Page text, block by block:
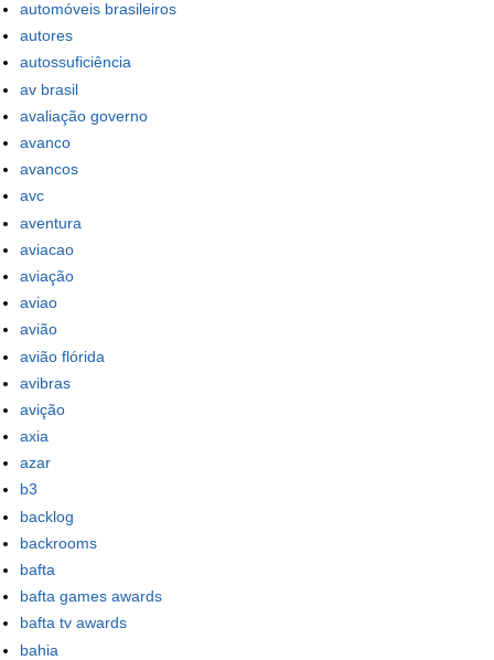
automóveis brasileiros
autores
autossuficiência
av brasil
avaliação governo
avanco
avancos
avc
aventura
aviacao
aviação
aviao
avião
avião flórida
avibras
avição
axia
azar
b3
backlog
backrooms
bafta
bafta games awards
bafta tv awards
bahia